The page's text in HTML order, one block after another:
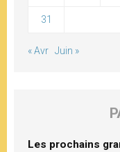
31
« Avr Juin »
Les prochains